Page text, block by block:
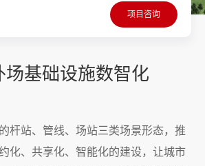
项目咨询
场基础设施数智化
杆站、管线、场站三类场景形态，推
化、共享化、智能化的建设，让城市